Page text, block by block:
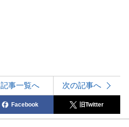
記事一覧へ 次の記事へ
Facebook 旧Twitter